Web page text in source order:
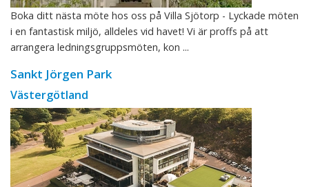
Boka ditt nästa möte hos oss på Villa Sjötorp - Lyckade möten
i en fantastisk miljö, alldeles vid havet! Vi är proffs på att
arrangera ledningsgruppsmöten, kon ...
Sankt Jörgen Park
Västergötland